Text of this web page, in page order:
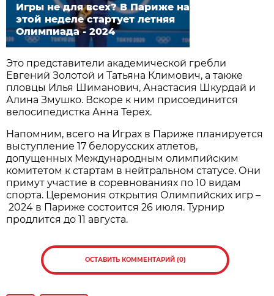
Игры не для всех? В Париже на
этой неделе стартует летняя
Олимпиада - 2024
Это представители академической гребли
Евгений Золотой и Татьяна Климович, а также
пловцы Илья Шиманович, Анастасия Шкурдай и
Алина Змушко. Вскоре к ним присоединится
велосипедистка Анна Терех.
Напомним, всего на Играх в Париже планируется
выступление 17 белорусских атлетов,
допущенных Международным олимпийским
комитетом к стартам в нейтральном статусе. Они
примут участие в соревнованиях по 10 видам
спорта. Церемония открытия Олимпийских игр –
2024 в Париже состоится 26 июля. Турнир
продлится до 11 августа.
ОСТАВИТЬ КОММЕНТАРИЙ (0)